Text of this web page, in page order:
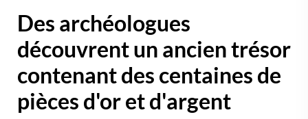
Des archéologues
découvrent un ancien trésor
contenant des centaines de
pièces d'or et d'argent